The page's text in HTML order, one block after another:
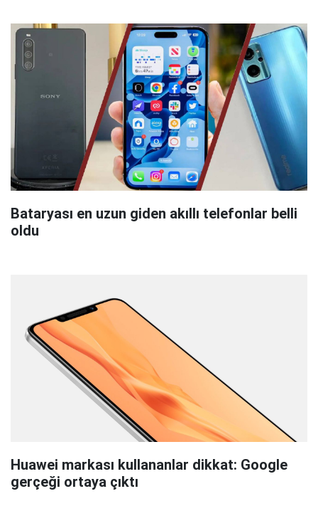
Bataryası en uzun giden akıllı telefonlar belli
oldu
Huawei markası kullananlar dikkat: Google
gerçeği ortaya çıktı